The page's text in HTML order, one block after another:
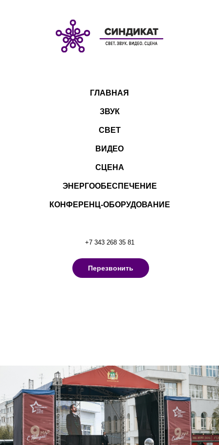
ГЛАВНАЯ
ЗВУК
СВЕТ
ВИДЕО
СЦЕНА
ЭНЕРГООБЕСПЕЧЕНИЕ
КОНФЕРЕНЦ-ОБОРУДОВАНИЕ
+7 343 268 35 81
Перезвонить